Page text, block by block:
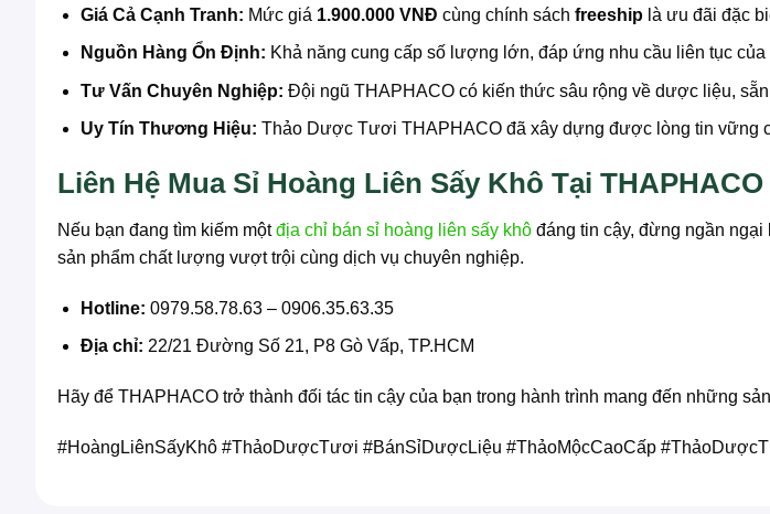
Giá Cả Cạnh Tranh: Mức giá 1.900.000 VNĐ cùng chính sách freeshiplà ưu đãi đặc
Nguồn Hàng Ổn Định: Khả năng cung cấp số lượng lớn, đáp ứng nhu cầu liên tục của
Tư Vấn Chuyên Nghiệp: Đội ngũ THAPHACO có kiến thức sâu rộng về dược liệu,
Uy Tín Thương Hiệu: Thảo Dược Tươi THAPHACO đã xây dựng được lòng tin vững
Liên Hệ Mua Sỉ Hoàng Liên Sấy Khô Tại THAPHACO
Nếu bạn đang tìm kiếm mộtđịa chỉ bán sỉ hoàng liên sấy khô đáng tin cậy, đừng ngần
sản phẩm chất lượng vượt trội cùng dịch vụ chuyên nghiệp.
Hotline: 0979.58.78.63 – 0906.35.63.35
Địa chỉ: 22/21 Đường Số 21, P8 Gò Vấp, TP.HCM
Hãy để THAPHACO trở thành đối tác tin cậy của bạn trong hành trình mang đến những
#HoàngLiênSấyKhô #ThảoDượcTươi #BánSỉDượcLiệu #ThảoMộcCaoCấp